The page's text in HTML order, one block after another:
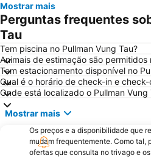
Mostrar mais
Perguntas frequentes
Tau
Tem piscina no Pullman Vung Tau?
Animais de estimação são permitidos
Tem estacionamento disponível no
Qual é o horário de check-in e
Onde está localizado o Pullman Vung
Mostrar mais
Os preços e a disponibilidade que
mudam frequentemente. Como tal,
ofertas que consulta no trivago e